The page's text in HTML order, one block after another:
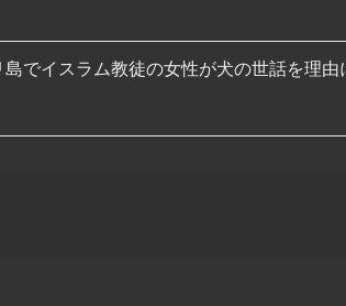
島でイスラム教徒の女性が犬の世話を理由